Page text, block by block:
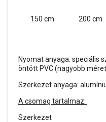
150 cm 200 cm
Nyomat anyaga: speciális
öntött PVC (nagyobb
Szerkezet anyaga:
A csomag tartalmaz:
Szerkezet